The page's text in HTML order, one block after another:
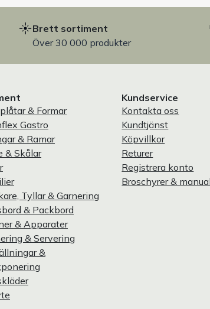
Brett sortiment
Över 30 000 produkter
& Formar
Gastro
& Ramar
& Skålar
Tyllar & Garnering
& Packbord
& Apparater
& Servering
&
Kundservice
Kontakta oss
Kundtjänst
Köpvillkor
Returer
Registrera konto
Broschyrer &